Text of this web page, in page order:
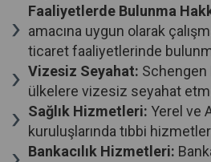
Faaliyetlerde Bulunma
amacına uygun olarak
ticaret faaliyetlerinde
Vizesiz Seyahat: Schengen
ülkelere vizesiz seyahat
Sağlık Hizmetleri: Yerel ve
kuruluşlarında tıbbi
Bankacılık Hizmetleri: